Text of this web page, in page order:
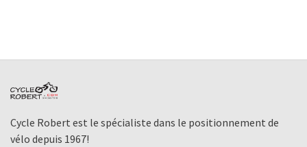
Cycle Robert est le spécialiste dans le positionnement de
vélo depuis 1967!